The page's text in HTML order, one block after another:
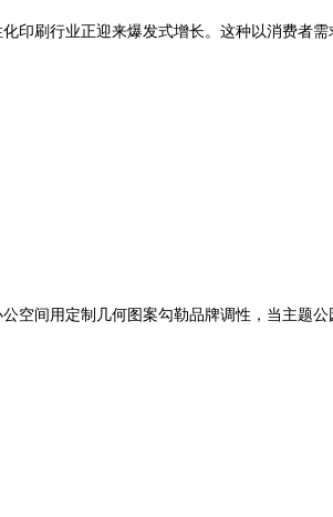
印刷行业正迎来爆发式增长。这种以消费者
空间用定制几何图案勾勒品牌调性，当主题